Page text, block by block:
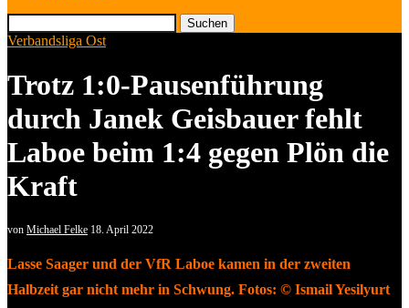
Suchen
Verbandsliga Ost
Trotz 1:0-Pausenführung
durch Janek Geisbauer fehlt
Laboe beim 1:4 gegen Plön die
Kraft
von Michael Felke 18. April 2022
Lasse Saager und der VfR Laboe kamen in der zweiten
Halbzeit gar nicht mehr in Schwung. Fotos: © Ismail Yesilyurt